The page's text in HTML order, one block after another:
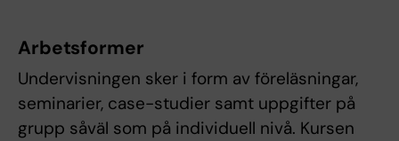
Arbetsformer
Undervisningen sker i form av föreläsningar,
seminarier, case-studier samt uppgifter på
grupp såväl som på individuell nivå. Kursen